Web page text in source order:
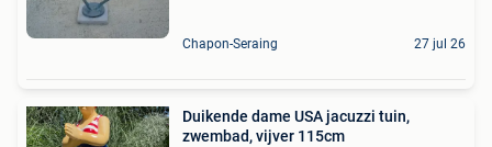
Chapon-Seraing 27 jul 26
Duikende dame USA jacuzzi tuin,
zwembad, vijver 115cm